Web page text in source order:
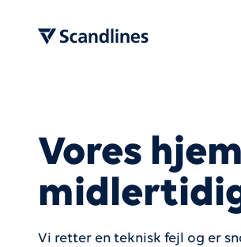
Vores
Vi retter en teknisk fejl og er